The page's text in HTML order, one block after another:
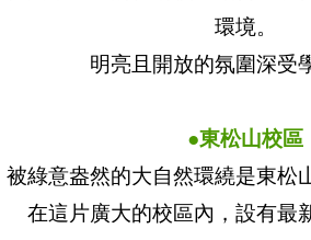
環境。
明亮且開放的氛圍深受
●東松山校區
被綠意盎然的大自然環繞是東松
在這片廣大的校區內，設有最